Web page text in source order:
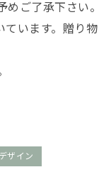
ご了承下さい。
ています。贈り物
ザイン